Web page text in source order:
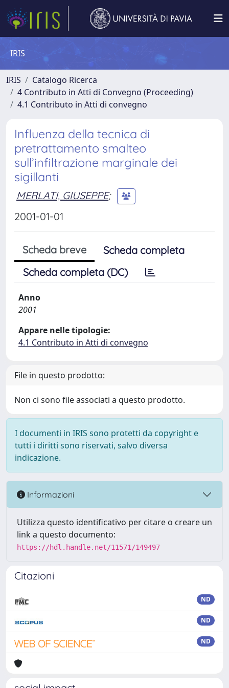
IRIS
IRIS
Catalogo Ricerca
4 Contributo in Atti di Convegno (Proceeding)
4.1 Contributo in Atti di convegno
Influenza della tecnica di
pretrattamento smalteo
sull’infiltrazione marginale dei
sigillanti
MERLATI, GIUSEPPE;
2001-01-01
Scheda breve
Scheda completa
Scheda completa (DC)
Anno
2001
Appare nelle tipologie:
4.1 Contributo in Atti di convegno
File in questo prodotto:
Non ci sono file associati a questo prodotto.
I documenti in IRIS sono protetti da copyright e
tutti i diritti sono riservati, salvo diversa
indicazione.
Informazioni
Utilizza questo identificativo per citare o creare un
link a questo documento:
https://hdl.handle.net/11571/149497
Citazioni
ND
ND
ND